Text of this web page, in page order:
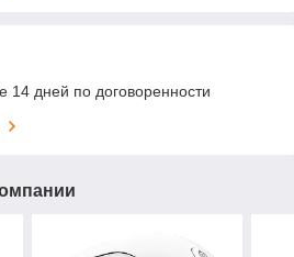
14 дней по договоренности